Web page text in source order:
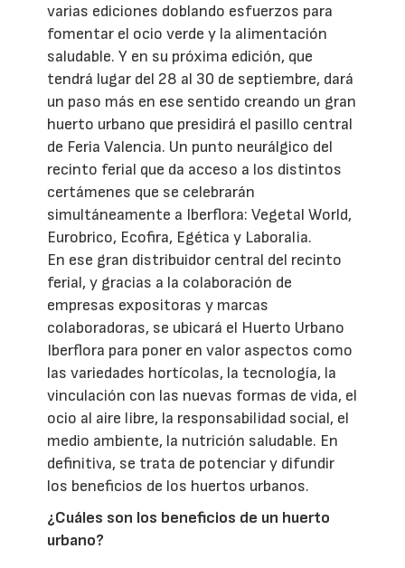
varias ediciones doblando esfuerzos para
fomentar el ocio verde y la alimentación
saludable. Y en su próxima edición, que
tendrá lugar del 28 al 30 de septiembre, dará
un paso más en ese sentido creando un gran
huerto urbano que presidirá el pasillo central
de Feria Valencia. Un punto neurálgico del
recinto ferial que da acceso a los distintos
certámenes que se celebrarán
simultáneamente a Iberflora: Vegetal World,
Eurobrico, Ecofira, Egética y Laboralia.
En ese gran distribuidor central del recinto
ferial, y gracias a la colaboración de
empresas expositoras y marcas
colaboradoras, se ubicará el Huerto Urbano
Iberflora para poner en valor aspectos como
las variedades hortícolas, la tecnología, la
vinculación con las nuevas formas de vida, el
ocio al aire libre, la responsabilidad social, el
medio ambiente, la nutrición saludable. En
definitiva, se trata de potenciar y difundir
los beneficios de los huertos urbanos.
¿Cuáles son los beneficios de un huerto
urbano?